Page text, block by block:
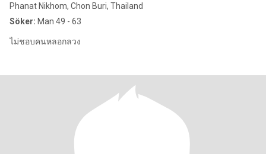
Phanat Nikhom, Chon Buri, Thailand
Söker: Man 49 - 63
ไม่ชอบคนหลอกลวง